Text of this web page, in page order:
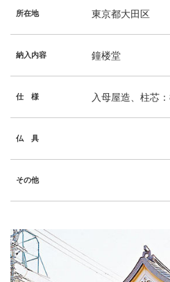
所在地 東京都大田区
納入内容 鐘楼堂
仕 様 入母屋造、柱芯
仏 具
その他